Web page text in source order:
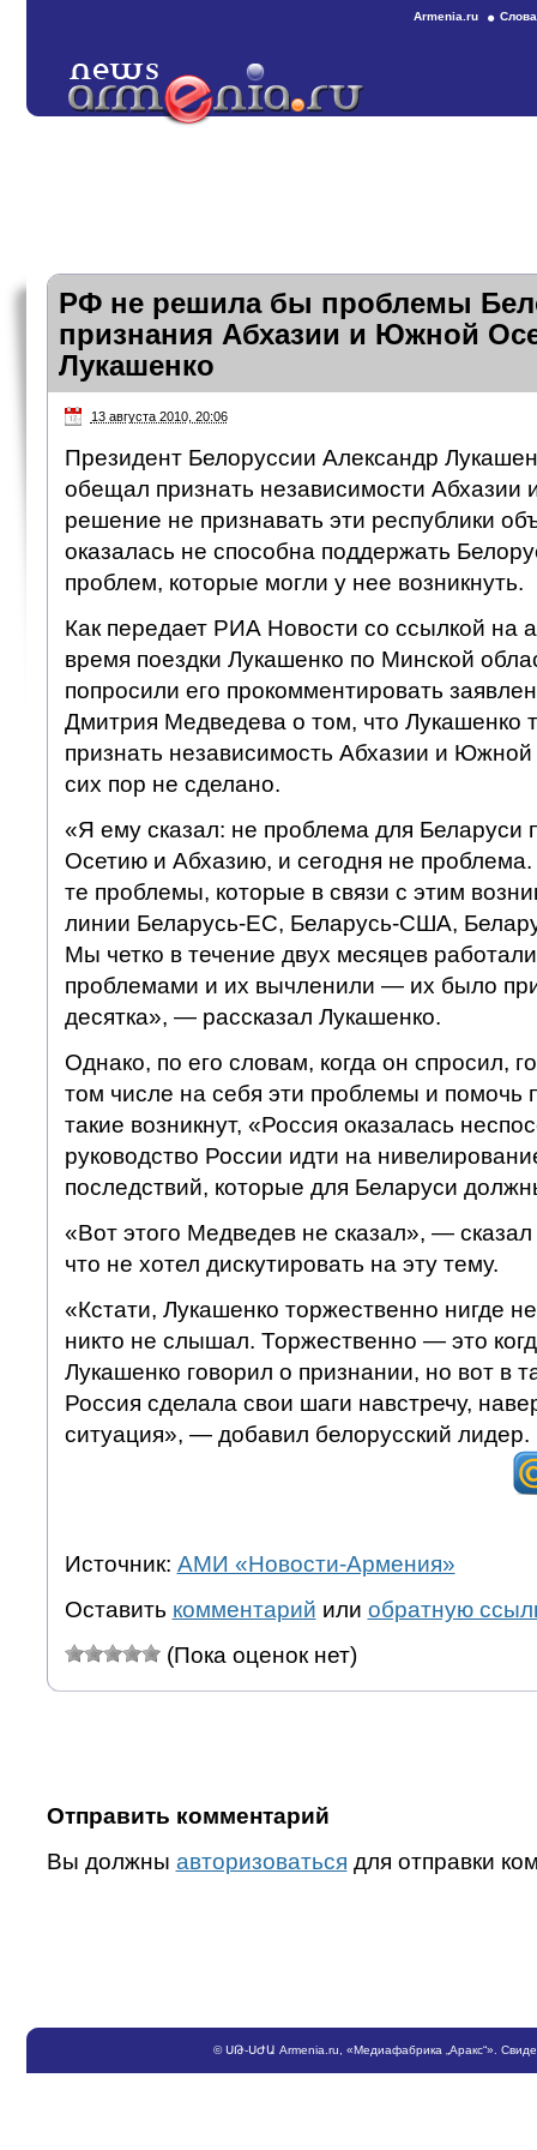
Armenia.ru
РФ не решила бы проблемы
признания Абхазии и Южной
Лукашенко
13 августа 2010, 20:06
Президент Белоруссии Александр
обещал признать независимости
решение не признавать эти республики
оказалась не способна поддержать
проблем, которые могли у нее возникнуть.
Как передает РИА Новости со ссылкой на
время поездки Лукашенко по Минской
попросили его прокомментировать
Дмитрия Медведева о том, что Лукашенко
признать независимость Абхазии и Южной
сих пор не сделано.
«Я ему сказал: не проблема для
Осетию и Абхазию, и сегодня не
те проблемы, которые в связи с этим
линии Беларусь-ЕС, Беларусь-США,
Мы четко в течение двух месяцев
проблемами и их вычленили — их было
десятка», — рассказал Лукашенко.
Однако, по его словам, когда он спросил,
том числе на себя эти проблемы и помочь
такие возникнут, «Россия оказалась
руководство России идти на
последствий, которые для Беларуси
«Вот этого Медведев не сказал», —
что не хотел дискутировать на эту тему.
«Кстати, Лукашенко торжественно нигде
никто не слышал. Торжественно — это
Лукашенко говорил о признании, но вот в
Россия сделала свои шаги навстречу,
ситуация», — добавил белорусский лидер.
Источник: АМИ «Новости-Армения»
Оставить комментарий или обратную
(Пока оценок нет)
Отправить комментарий
Вы должны авторизоваться для отправки
©ՍԹ-ՍԺԱ Armenia.ru , «Медиафабрика „Аракс“».